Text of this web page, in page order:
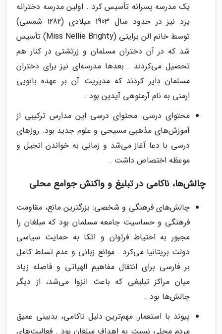
یک مدرسه پسرانه تأسیس کرد . اولین مدرسه دخترانه
یزد نیز در حدود سال 1903 میلادی (1282 شمسی)
توسط خانم الن برایتی (Miss Nellie Brighty) تأسیس
شد که در آن دختران مسلمان و زرتشتی در کنار هم
تحصیل می‌کردند . بعدها مدرسه‌ای نیز برای دختران
مسلمان دایر کردند که مدیریت آن بر عهده بانویی
ارمنی به نام آرمنوهی آیدین بود .
محتوای درسی: محتوای درسی این مدارس ترکیبی از
آموزش‌های مذهبی مسیحی و علوم جدید بود. روزهای
درسی با دعا آغاز می‌شد و زمانی به خواندن انجیل و
موعظه اختصاص داشت .
چالش‌ها، ناکامی در تبلیغ و واکنش جوامع محلی
چالش‌های فرهنگی و شخصی: بزرگترین مانع، مقاومت
فرهنگی و حساسیت جامعه مسلمان بود که مبلغان را
مجبور به احتیاط فراوان و اتکا به حمایت سیاسی
دولت بریتانیا می‌کرد . موانع زبانی و عدم تسلط کامل
بر فارسی برای انتقال مفاهیم الهیاتی و فاصله زیاد
میان مراکز تبلیغی که باعث انزوا می‌شد، از دیگر
چالش‌ها بود .
پیوند با استعمار: مهم‌ترین دلیل ناکامی، بدبینی عمیق
مردم محلی نسبت به اهداف مبلغان بود . فعالیت‌های